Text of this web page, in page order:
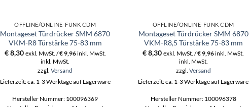
OFFLINE/ONLINE-FUNK CDM
Montageset Türdrücker SMM 6870
VKM-R8 Türstärke 75-83 mm
€8,30 exkl. MwSt. /€9,96inkl. MwSt.
inkl. MwSt.
zzgl.Versand
Lieferzeit: ca. 1-3 Werktage auf Lagerware
Hersteller Nummer: 100096369
OFFLINE/ONLINE-FUNK CDM
Montageset Türdrücker SMM 6870
VKM-R8,5 Türstärke 75-83 mm
€8,30 exkl. MwSt. /€9,96inkl. MwSt.
inkl. MwSt.
zzgl. Versand
Lieferzeit: ca. 1-3 Werktage auf Lagerware
Hersteller Nummer: 100096378